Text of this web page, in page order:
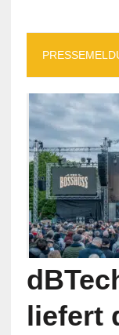
liefert